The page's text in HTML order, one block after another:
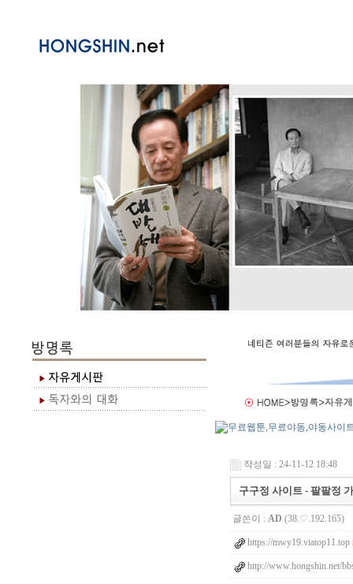
작성일 : 24-11-12 18:48
구구정 사이트 - 팔팔정
글쓴이 : AD (38.♡.192.165)
https://mwy19.viatop11.top
http://www.hongshin.net/